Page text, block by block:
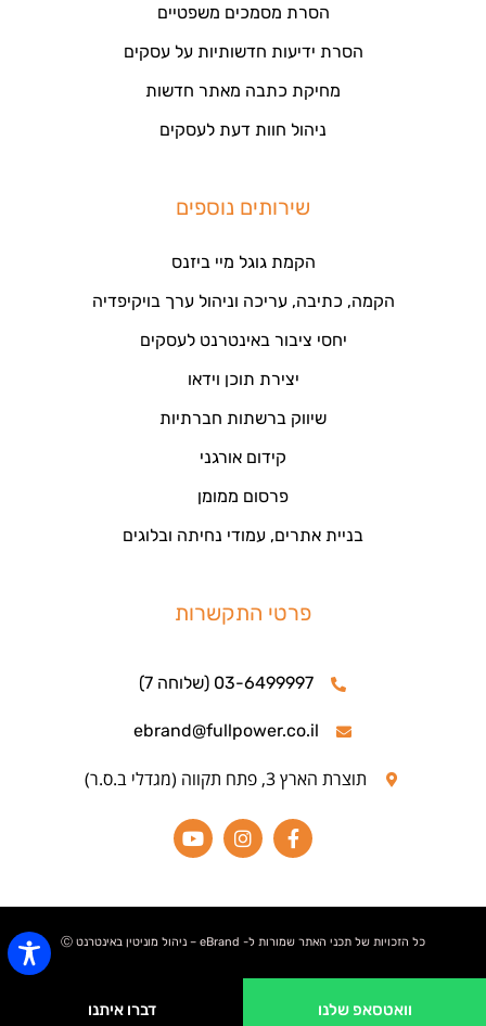
וואטסאפ שלנו דברו איתנו
הסרת מסמכים משפטיים
הסרת ידיעות חדשותיות על עסקים
מחיקת כתבה מאתר חדשות
ניהול חוות דעת לעסקים
שירותים נוספים
הקמת גוגל מיי ביזנס
הקמה, כתיבה, עריכה וניהול ערך בויקיפדיה
יחסי ציבור באינטרנט לעסקים
יצירת תוכן וידאו
שיווק ברשתות חברתיות
קידום אורגני
פרסום ממומן
בניית אתרים, עמודי נחיתה ובלוגים
פרטי התקשרות
03-6499997 (שלוחה 7)
ebrand@fullpower.co.il
תוצרת הארץ 3, פתח תקווה (מגדלי ב.ס.ר)
כל הזכויות של תכני האתר שמורות ל- eBrand – ניהול מוניטין באינטרנט Ⓒ